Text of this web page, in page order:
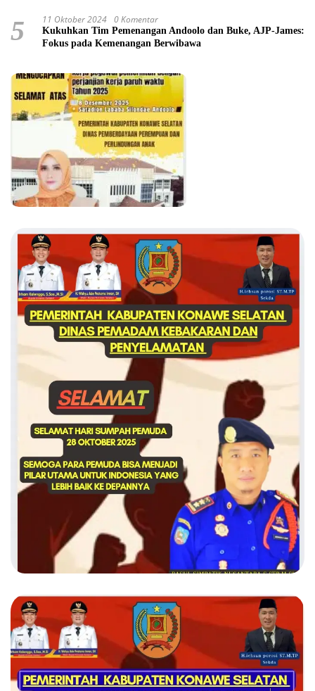
5 11 Oktober 2024 0 Komentar
Kukuhkan Tim Pemenangan Andoolo dan Buke, AJP-James:
Fokus pada Kemenangan Berwibawa